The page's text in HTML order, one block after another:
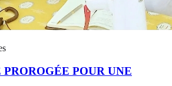
POUR UNE